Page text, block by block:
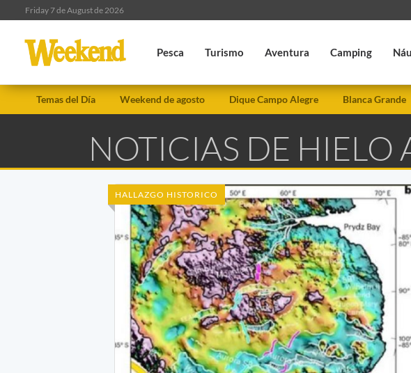
Friday 7 de August de 2026
Pesca Turismo Aventura Camping
Temas del Día Weekend de agosto Dique Campo Alegre Blanca Grande
NOTICIAS DE HIELO
HALLAZGO HISTORICO